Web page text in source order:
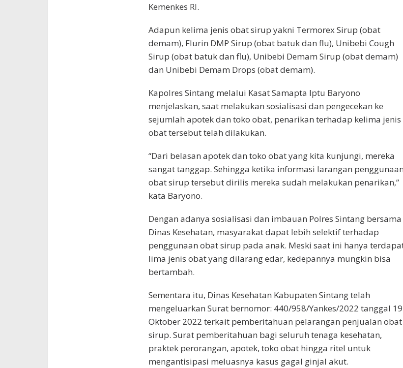
Kemenkes RI.
Adapun kelima jenis obat sirup yakni Termorex Sirup (obat
demam), Flurin DMP Sirup (obat batuk dan flu), Unibebi Cough
Sirup (obat batuk dan flu), Unibebi Demam Sirup (obat demam)
dan Unibebi Demam Drops (obat demam).
Kapolres Sintang melalui Kasat Samapta Iptu Baryono
menjelaskan, saat melakukan sosialisasi dan pengecekan ke
sejumlah apotek dan toko obat, penarikan terhadap kelima jenis
obat tersebut telah dilakukan.
“Dari belasan apotek dan toko obat yang kita kunjungi, mereka
sangat tanggap. Sehingga ketika informasi larangan penggunaan
obat sirup tersebut dirilis mereka sudah melakukan penarikan,”
kata Baryono.
Dengan adanya sosialisasi dan imbauan Polres Sintang bersama
Dinas Kesehatan, masyarakat dapat lebih selektif terhadap
penggunaan obat sirup pada anak. Meski saat ini hanya
lima jenis obat yang dilarang edar, kedepannya mungkin bisa
bertambah.
Sementara itu, Dinas Kesehatan Kabupaten Sintang telah
mengeluarkan Surat bernomor: 440/958/Yankes/2022 tanggal 19
Oktober 2022 terkait pemberitahuan pelarangan penjualan obat
sirup. Surat pemberitahuan bagi seluruh tenaga kesehatan,
praktek perorangan, apotek, toko obat hingga ritel untuk
mengantisipasi meluasnya kasus gagal ginjal akut.